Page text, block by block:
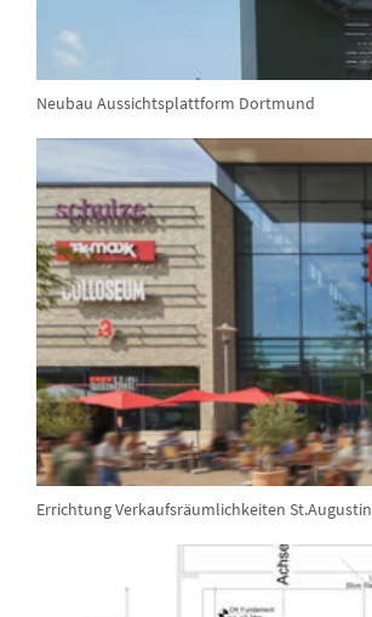
Neubau Aussichtsplattform Dortmund
Errichtung Verkaufsräumlichkeiten St.Augustin